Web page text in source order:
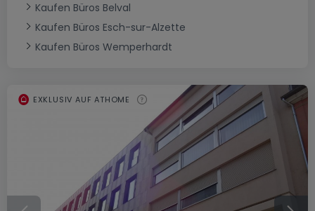
Kaufen Büros Belval
Kaufen Büros Esch-sur-Alzette
Kaufen Büros Wemperhardt
EXKLUSIV AUF ATHOME